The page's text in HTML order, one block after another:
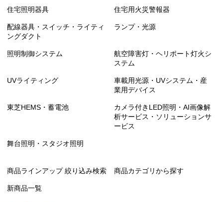
住宅照明器具 住宅用火災警報器
配線器具・スイッチ・ライティ
ングダクト
ランプ・光源
照明制御システム
航空障害灯・ヘリポート灯火シ
ステム
UVライティング
車載用光源・UVシステム・産
業用デバイス
東芝HEMS・蓄電池
カメラ付きLED照明・AI画像解
析サービス・ソリューションサ
ービス
舞台照明・スタジオ照明
商品ラインアップ 絞り込み検索 商品カテゴリから探す
新商品一覧